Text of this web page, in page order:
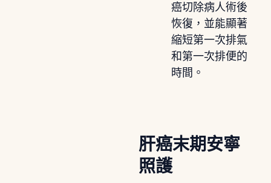
癌切除病人術後
恢復，並能顯著
縮短第一次排氣
和第一次排便的
時間。
肝癌末期安寧
照護